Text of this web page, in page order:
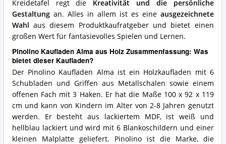
Kreidetafel regt die Kreativität und die persönliche
Gestaltungan. Alles in allem ist es eine ausgezeichnete
Wahl
aus diesem Produktkaufratgeber und bietet einen
großen Wert für fantasievolles Spielen und Lernen.
Pinolino Kaufladen Alma aus Holz Zusammenfassung: Was
bietet dieser Kaufladen?
Der Pinolino Kaufladen Alma ist ein Holzkaufladen mit 6
Schubladen und Griffen aus Metallschalen sowie einem
offenen Fach mit 3 Haken. Er hat die Maße 100 x 92 x 119
cm und kann von Kindern im Alter von 2-8 Jahren genutzt
werden. Er besteht aus lackiertem MDF, ist weiß und
hellblau lackiert und wird mit 6 Blankoschildern und einer
kleinen Malplatte geliefert. Pinolino ist die Marke, die